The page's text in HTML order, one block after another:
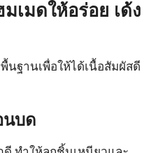
เมดให้อร่อย เด้ง
นฐานเพื่อให้ได้เนื้อสัมผัสดี
นบด